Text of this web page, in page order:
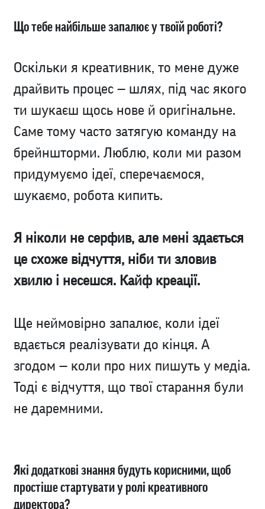
Що тебе найбільше запалює у твоїй роботі?
Оскільки я креативник, то мене дуже
драйвить процес — шлях, під час якого
ти шукаєш щось нове й оригінальне.
Саме тому часто затягую команду на
брейншторми. Люблю, коли ми разом
придумуємо ідеї, сперечаємося,
шукаємо, робота кипить.
Я ніколи не серфив, але мені здається
це схоже відчуття, ніби ти зловив
хвилю і несешся. Кайф креації.
Ще неймовірно запалює, коли ідеї
вдається реалізувати до кінця. А
згодом — коли про них пишуть у медіа.
Тоді є відчуття, що твої старання були
не даремними.
Які додаткові знання будуть корисними, щоб
простіше стартувати у ролі креативного
директора?